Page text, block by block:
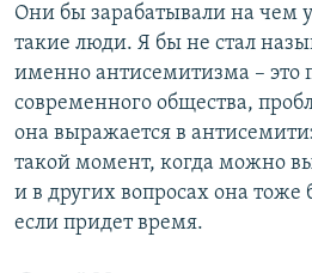
Они бы зарабатывали на чем
такие люди. Я бы не стал
именно антисемитизма – это
современного общества,
она выражается в
такой момент, когда можно
и в других вопросах она тоже
если придет время.